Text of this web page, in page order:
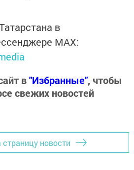
в
MАХ:
в"Избранные", чтобы
свежих новостей
страницу новости